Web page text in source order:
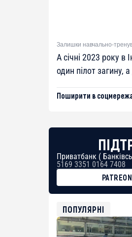
Залишки навчально-
А січні 2023 року в
один пілот загину,
Поширити в
Приватбанк (
5169 3351 0164 7408
PATREON
USDT
ETH
ПОПУЛЯРНІ